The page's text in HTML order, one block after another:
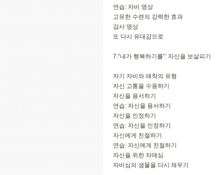
연습: 자비 명상
고유한 수련의 강력한 효과
감사 명상
또 다시 유대감으로
7.“내가 행복하기를”: 자신을 보살피기
자기 자비와 애착의 유형
자신 고통을 수용하기
자신을 용서하기
연습: 자신을 용서하기
자신을 인정하기
연습: 자신을 인정하기
자신에게 친절하기
연습: 자신에게 친절하기
자신을 위한 자애심
자비심의 샘물을 다시 채우기